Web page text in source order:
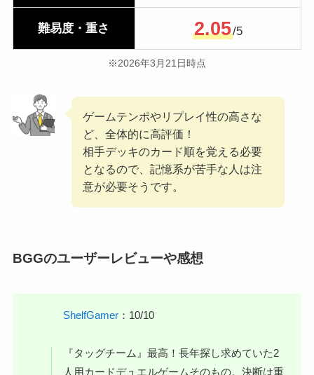
難易度・重さ 2.05/5
※2026年3月21日時点
ゲームテンポやリプレイ性の高さな
ど、全体的に高評価！
相手デッキのカード順を覚える必要
となるので、記憶系が苦手な人は注
意が必要そうです。
BGGのユーザーレビューや感想
ShelfGamer ：10/10
『タッグチーム』最高！長年探し求めていた2
人用カードデュエルゲームそのもの。決断は重